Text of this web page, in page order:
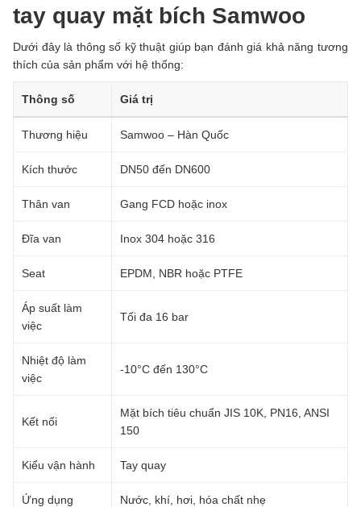
tay quay mặt bích Samwoo
Dưới đây là thông số kỹ thuật giúp bạn đánh giá khả năng tương
thích của sản phẩm với hệ thống:
Thông số Giá trị
Thương hiệu Samwoo – Hàn Quốc
Kích thước DN50 đến DN600
Thân van Gang FCD hoặc inox
Đĩa van Inox 304 hoặc 316
Seat EPDM, NBR hoặc PTFE
Áp suất làm
việc
Tối đa 16 bar
Nhiệt độ làm
việc
-10°C đến 130°C
Kết nối
Mặt bích tiêu chuẩn JIS 10K, PN16, ANSI
150
Kiểu vận hành Tay quay
Ứng dụng Nước, khí, hơi, hóa chất nhẹ